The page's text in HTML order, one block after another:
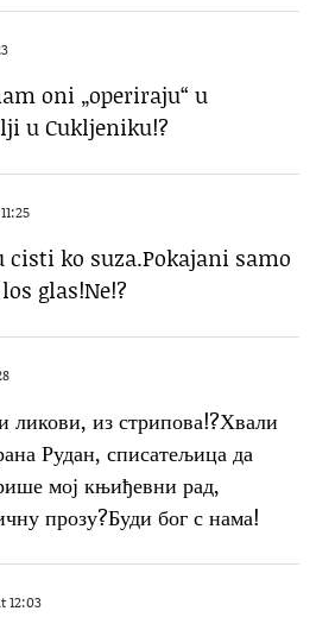
oni „operiraju“ u
u Cukljeniku!?
cisti ko suza.Pokajani samo
glas!Ne!?
ликови, из стрипова!?Хвали
Рудан, списатељица да
мој књиђевни рад,
прозу?Буди бог с нама!
12:03